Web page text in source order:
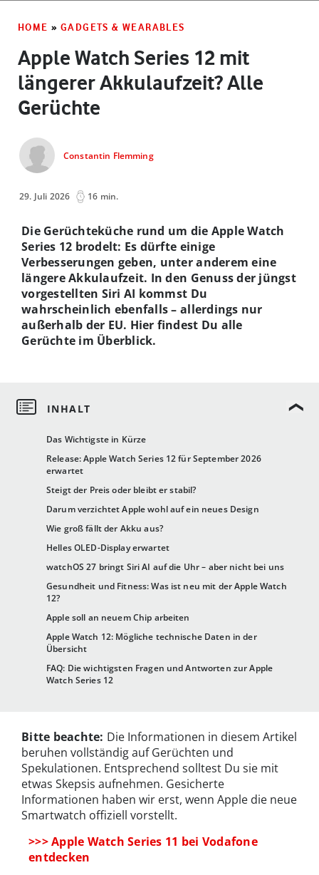
HOME » GADGETS & WEARABLES
Apple Watch Series 12 mit
längerer Akkulaufzeit? Alle
Gerüchte
Constantin Flemming
29. Juli 2026 16 min.
Das Wichtigste in Kürze
Release: Apple Watch Series 12 für September 2026
erwartet
Steigt der Preis oder bleibt er stabil?
Darum verzichtet Apple wohl auf ein neues Design
Wie groß fällt der Akku aus?
Helles OLED-Display erwartet
watchOS 27 bringt Siri AI auf die Uhr – aber nicht bei uns
Gesundheit und Fitness: Was ist neu mit der Apple Watch
12?
Apple soll an neuem Chip arbeiten
Apple Watch 12: Mögliche technische Daten in der
Übersicht
FAQ: Die wichtigsten Fragen und Antworten zur Apple
Watch Series 12
Die Gerüchteküche rund um die Apple Watch
Series 12 brodelt: Es dürfte einige
Verbesserungen geben, unter anderem eine
längere Akkulaufzeit. In den Genuss der jüngst
vorgestellten Siri AI kommst Du
wahrscheinlich ebenfalls – allerdings nur
außerhalb der EU. Hier findest Du alle
Gerüchte im Überblick.
Bitte beachte: Die Informationen in diesem Artikel
beruhen vollständig auf Gerüchten und
Spekulationen. Entsprechend solltest Du sie mit
etwas Skepsis aufnehmen. Gesicherte
Informationen haben wir erst, wenn Apple die neue
Smartwatch offiziell vorstellt.
>>> Apple Watch Series 11 bei Vodafone
entdecken